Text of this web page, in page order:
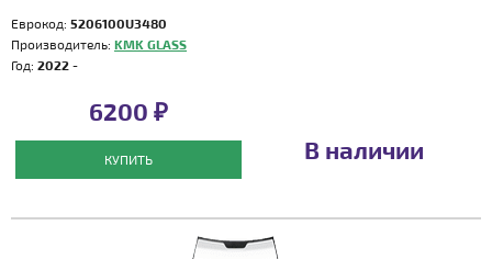
Еврокод: 5206100U3480
Производитель: KMK GLASS
Год: 2022 -
6200 ₽
КУПИТЬ В наличии